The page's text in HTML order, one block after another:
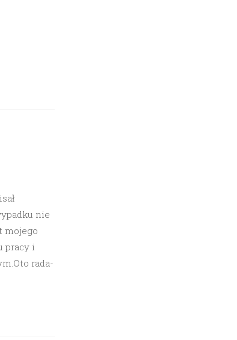
nie
mojego
pracy i
rada-